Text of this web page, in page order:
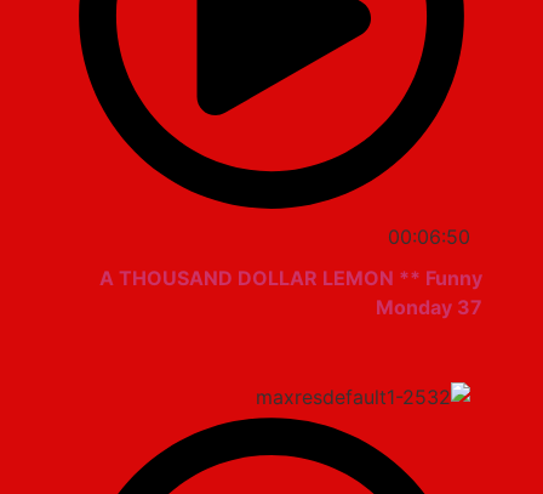
00:06:50
A THOUSAND DOLLAR LEMON ** Funny
Monday 37